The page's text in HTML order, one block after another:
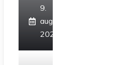
9.
augusta
2026